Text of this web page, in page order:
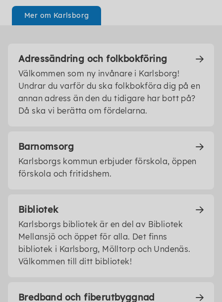
Mer om Karlsborg
Adressändring och folkbokföring
Välkommen som ny invånare i Karlsborg!
Undrar du varför du ska folkbokföra dig på en
annan adress än den du tidigare har bott på?
Då ska vi berätta om fördelarna.
Barnomsorg
Karlsborgs kommun erbjuder förskola, öppen
förskola och fritidshem.
Bibliotek
Karlsborgs bibliotek är en del av Bibliotek
Mellansjö och öppet för alla. Det finns
bibliotek i Karlsborg, Mölltorp och Undenäs.
Välkommen till ditt bibliotek!
Bredband och fiberutbyggnad